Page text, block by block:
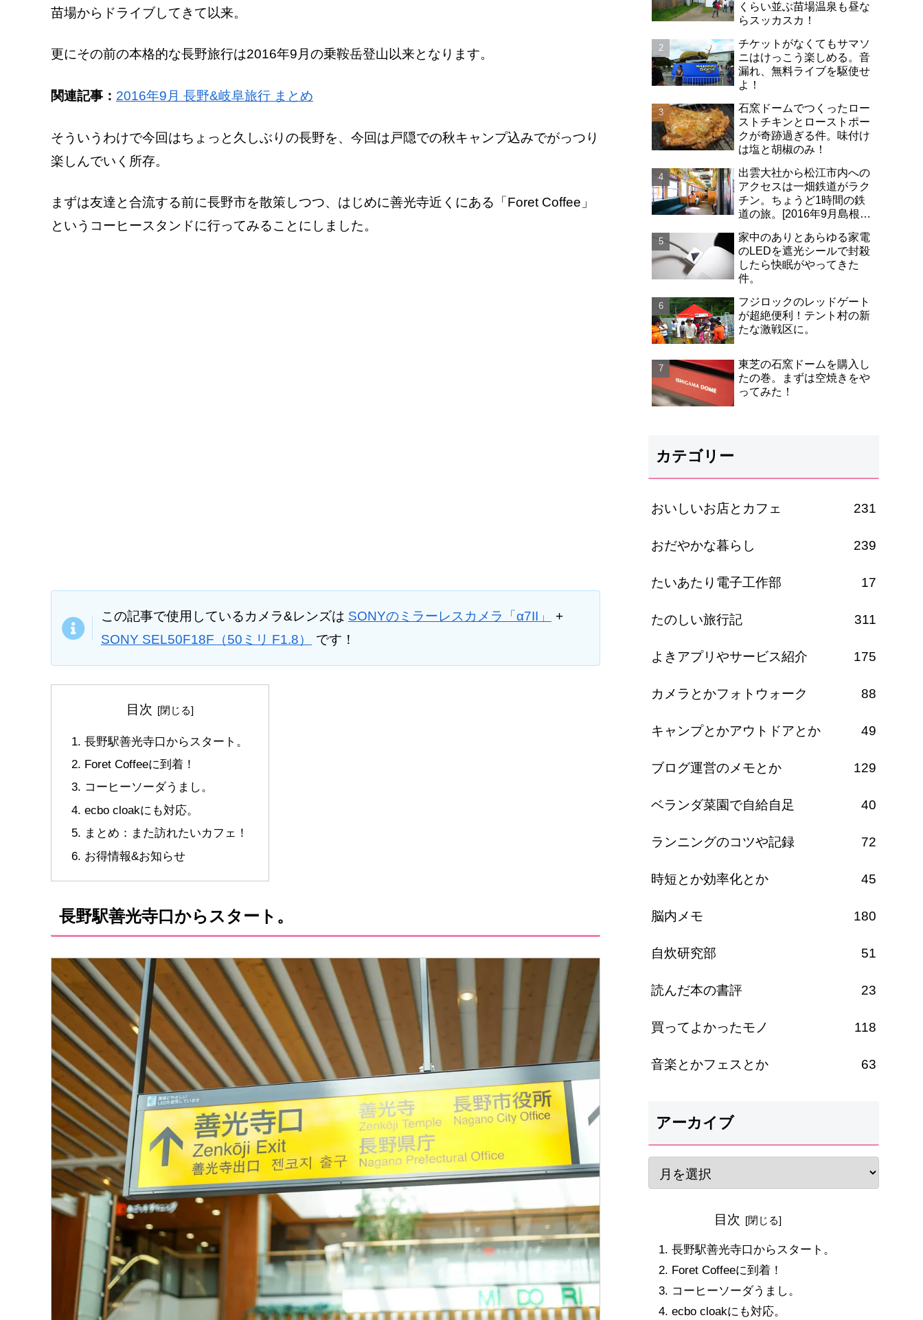
苗場からドライブしてきて以来。
更にその前の本格的な長野旅行は2016年9月の乗鞍岳登山以来となります。
関連記事： 2016年9月 長野&岐阜旅行 まとめ
そういうわけで今回はちょっと久しぶりの長野を、今回は戸隠での秋キャンプ込みでがっつり
楽しんでいく所存。
まずは友達と合流する前に長野市を散策しつつ、はじめに善光寺近くにある「Foret Coffee」
というコーヒースタンドに行ってみることにしました。
この記事で使用しているカメラ&レンズは SONYのミラーレスカメラ「α7II」
+
SONY SEL50F18F（50ミリ F1.8）
です！
目次
長野駅善光寺口からスタート。
Foret Coffeeに到着！
コーヒーソーダうまし。
ecbo cloakにも対応。
まとめ：また訪れたいカフェ！
お得情報&お知らせ
長野駅善光寺口からスタート。
くらい並ぶ苗場温泉も昼な
らスッカスカ！
チケットがなくてもサマソ
ニはけっこう楽しめる。音
漏れ、無料ライブを駆使せ
よ！
石窯ドームでつくったロー
ストチキンとローストポー
クが奇跡過ぎる件。味付け
は塩と胡椒のみ！
出雲大社から松江市内への
アクセスは一畑鉄道がラク
チン。ちょうど1時間の鉄
道の旅。[2016年9月島根旅
家中のありとあらゆる家電
のLEDを遮光シールで封殺
したら快眠がやってきた
件。
フジロックのレッドゲート
が超絶便利！テント村の新
たな激戦区に。
東芝の石窯ドームを購入し
たの巻。まずは空焼きをや
ってみた！
カテゴリー
おいしいお店とカフェ 231
おだやかな暮らし 239
たいあたり電子工作部 17
たのしい旅行記 311
よきアプリやサービス紹介 175
カメラとかフォトウォーク 88
キャンプとかアウトドアとか 49
ブログ運営のメモとか 129
ベランダ菜園で自給自足 40
ランニングのコツや記録 72
時短とか効率化とか 45
脳内メモ 180
自炊研究部 51
読んだ本の書評 23
買ってよかったモノ 118
音楽とかフェスとか 63
アーカイブ
目次
長野駅善光寺口からスタート。
Foret Coffeeに到着！
コーヒーソーダうまし。
ecbo cloakにも対応。